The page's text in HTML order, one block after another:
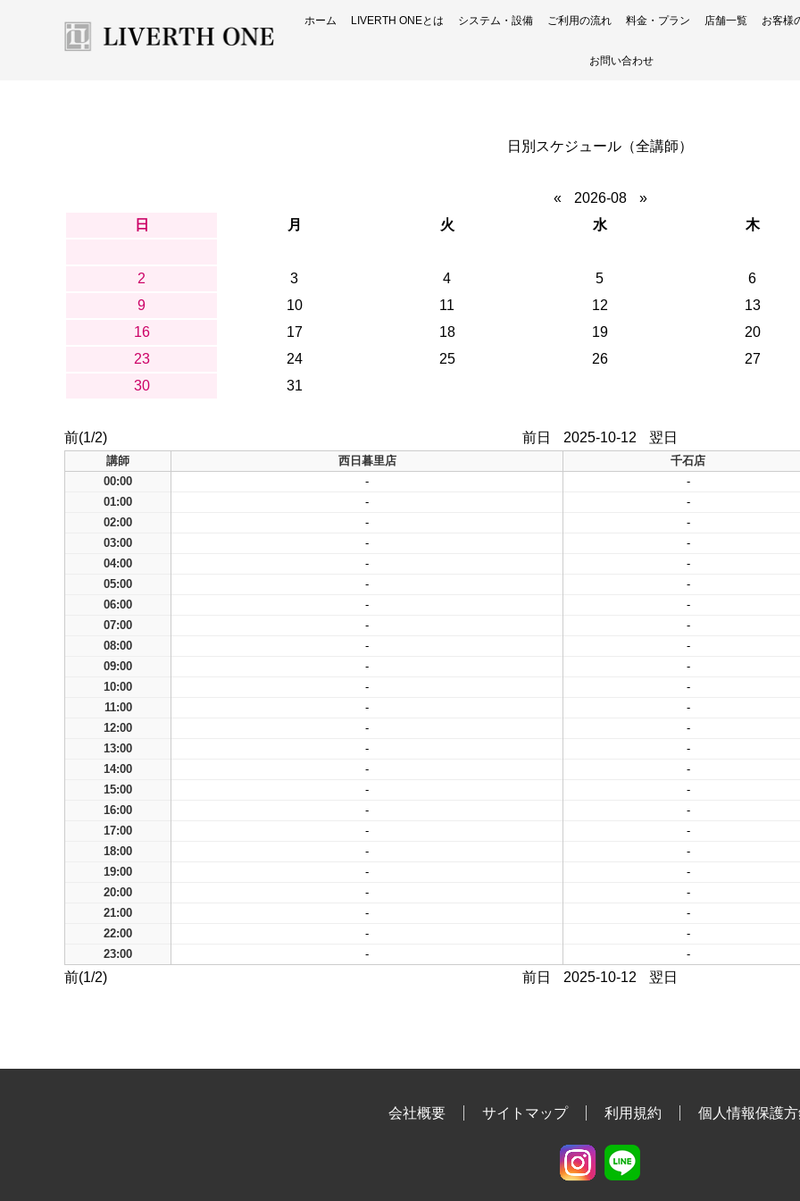
ホーム LIVERTH ONEとは システム・設備 ご利用の流れ 料金・プラン 店舗一覧 お客様
お問い合わせ
日別スケジュール（全講師）
« 2026-08
»
日
月 火 水 木
2
3 4 5 6
9
10 11 12 13
16
17 18 19 20
23
24 25 26 27
30
31
前(1/2) 前日 2025-10-12 翌日
講師 西日暮里店 千石店
00:00
- -
01:00
- -
02:00
- -
03:00
- -
04:00
- -
05:00
- -
06:00
- -
07:00
- -
08:00
- -
09:00
- -
10:00
- -
11:00
- -
12:00
- -
13:00
- -
14:00
- -
15:00
- -
16:00
- -
17:00
- -
18:00
- -
19:00
- -
20:00
- -
21:00
- -
22:00
- -
23:00
- -
前(1/2) 前日 2025-10-12 翌日
会社概要 サイトマップ 利用規約 個人情報保護